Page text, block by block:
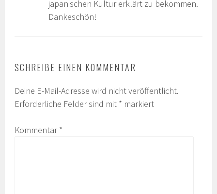
japanischen Kultur erklärt zu bekommen.
Dankeschön!
SCHREIBE EINEN KOMMENTAR
Deine E-Mail-Adresse wird nicht veröffentlicht.
Erforderliche Felder sind mit * markiert
Kommentar*